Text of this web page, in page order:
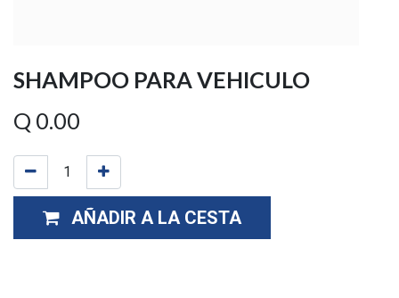
SHAMPOO PARA VEHICULO
Q 0.00
AÑADIR A LA CESTA